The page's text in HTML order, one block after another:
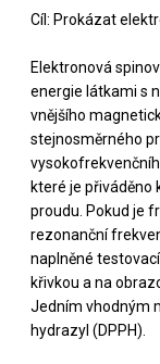
Cíl: Prokázat
Elektronová
energie látkami s
vnějšího
stejnosměrného
které je přiváděno
proudu. Pokud je
rezonanční
naplněné
křivkou a na
Jedním vhodným
hydrazyl (DPPH).